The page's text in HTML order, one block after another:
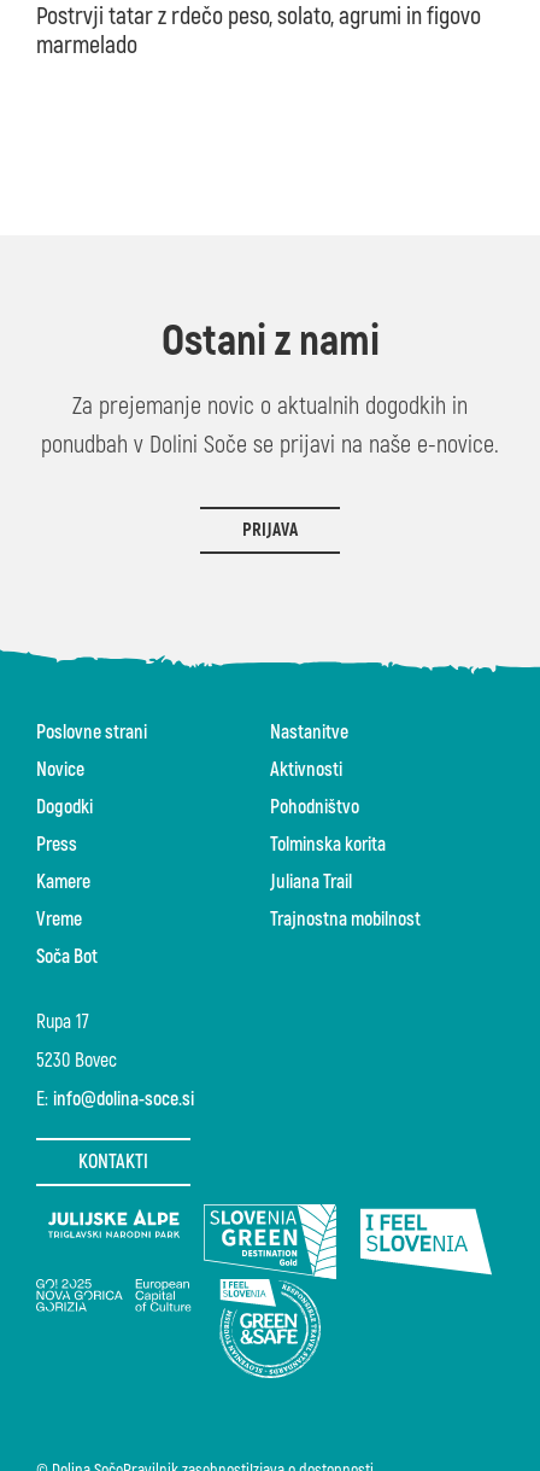
Postrvji tatar z rdečo peso, solato, agrumi in figovo
marmelado
Ostani z nami
Za prejemanje novic o aktualnih dogodkih in
ponudbah v Dolini Soče se prijavi na naše e-novice.
PRIJAVA
Rupa 17
5230 Bovec
E: info@dolina-soce.si
KONTAKTI
Poslovne strani
Novice
Dogodki
Press
Kamere
Vreme
Soča Bot
Nastanitve
Aktivnosti
Pohodništvo
Tolminska korita
Juliana Trail
Trajnostna mobilnost